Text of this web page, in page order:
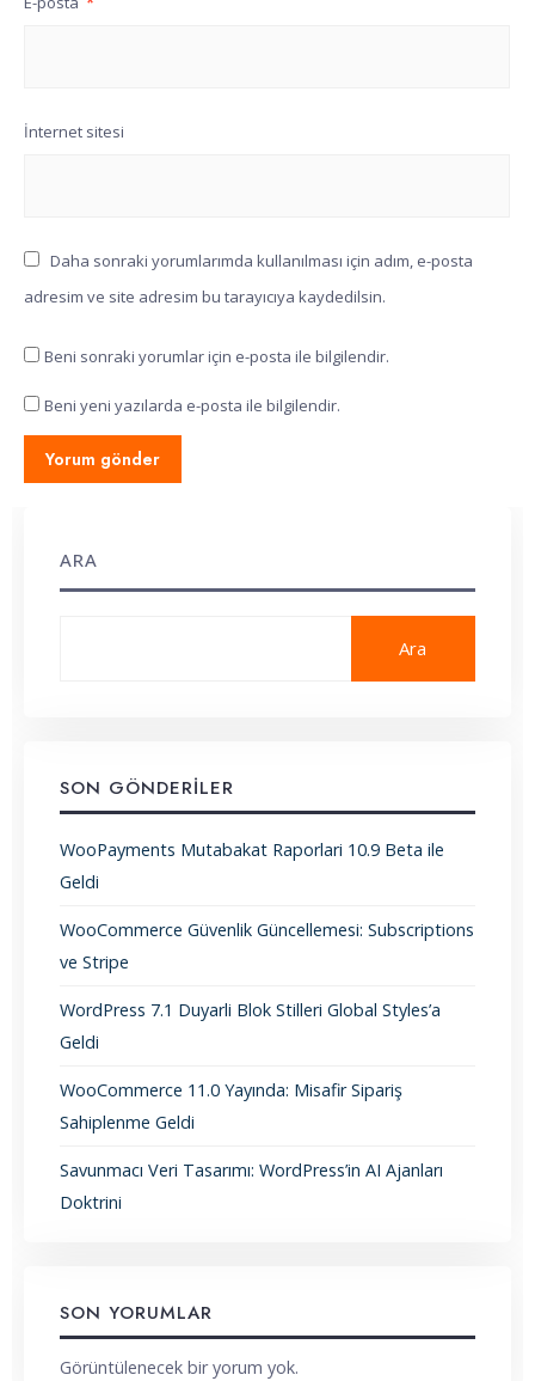
İnternet sitesi
Daha sonraki yorumlarımda kullanılması için adım, e-posta
adresim ve site adresim bu tarayıcıya kaydedilsin.
Beni sonraki yorumlar için e-posta ile bilgilendir.
Beni yeni yazılarda e-posta ile bilgilendir.
ARA
Ara
SON GÖNDERILER
WooPayments Mutabakat Raporlari 10.9 Beta ile
Geldi
WooCommerce Güvenlik Güncellemesi: Subscriptions
ve Stripe
WordPress 7.1 Duyarli Blok Stilleri Global Styles’a
Geldi
WooCommerce 11.0 Yayında: Misafir Sipariş
Sahiplenme Geldi
Savunmacı Veri Tasarımı: WordPress’in AI Ajanları
Doktrini
SON YORUMLAR
Görüntülenecek bir yorum yok.